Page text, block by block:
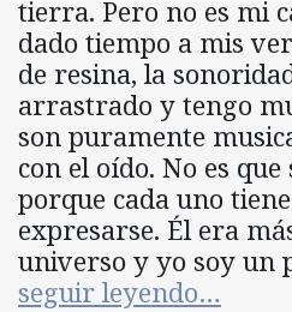
tierra. Pero no es mi
dado tiempo a mis
de resina, la
arrastrado y tengo
son puramente
con el oído. No es que
porque cada uno
expresarse. Él era
universo y yo soy un
seguir leyendo…